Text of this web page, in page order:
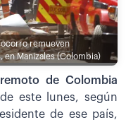
remueven
Manizales (Colombia)
de Colombia
este lunes, según
de ese país,